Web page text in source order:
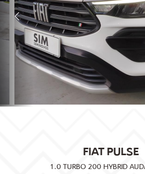
FIAT PULSE
1.0 TURBO 200 HYBRID